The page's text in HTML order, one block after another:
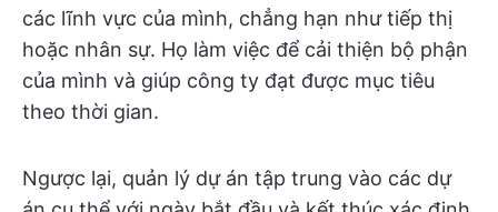
các lĩnh vực của mình, chẳng hạn như tiếp thị
hoặc nhân sự. Họ làm việc để cải thiện bộ phận
của mình và giúp công ty đạt được mục tiêu
theo thời gian.
Ngược lại, quản lý dự án tập trung vào các dự